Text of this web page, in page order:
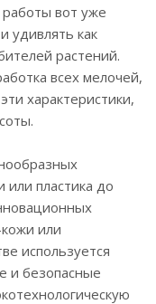
вот уже
удивлять как
растений.
всех мелочей,
характеристики,
или пластика до
или
используется
и безопасные